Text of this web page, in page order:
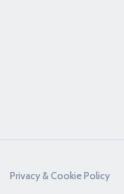
Privacy & Cookie Policy